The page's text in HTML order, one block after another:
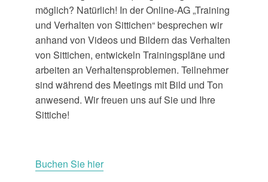
möglich? Natürlich! In der Online-AG „Training
und Verhalten von Sittichen“ besprechen wir
anhand von Videos und Bildern das Verhalten
von Sittichen, entwickeln Trainingspläne und
arbeiten an Verhaltensproblemen. Teilnehmer
sind während des Meetings mit Bild und Ton
anwesend. Wir freuen uns auf Sie und Ihre
Sittiche!
Buchen Sie hier